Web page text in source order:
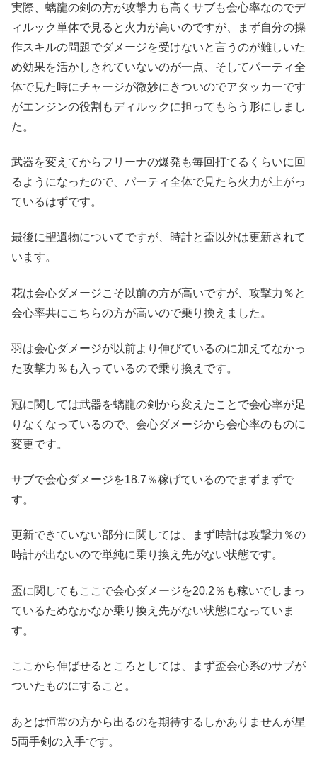
実際、螭龍の剣の方が攻撃力も高くサブも会心率なのでデ
ィルック単体で見ると火力が高いのですが、まず自分の操
作スキルの問題でダメージを受けないと言うのが難しいた
め効果を活かしきれていないのが一点、そしてパーティ全
体で見た時にチャージが微妙にきついのでアタッカーです
がエンジンの役割もディルックに担ってもらう形にしまし
た。
武器を変えてからフリーナの爆発も毎回打てるくらいに回
るようになったので、パーティ全体で見たら火力が上がっ
ているはずです。
最後に聖遺物についてですが、時計と盃以外は更新されて
います。
花は会心ダメージこそ以前の方が高いですが、攻撃力％と
会心率共にこちらの方が高いので乗り換えました。
羽は会心ダメージが以前より伸びているのに加えてなかっ
た攻撃力％も入っているので乗り換えです。
冠に関しては武器を螭龍の剣から変えたことで会心率が足
りなくなっているので、会心ダメージから会心率のものに
変更です。
サブで会心ダメージを18.7％稼げているのでまずまずで
す。
更新できていない部分に関しては、まず時計は攻撃力％の
時計が出ないので単純に乗り換え先がない状態です。
盃に関してもここで会心ダメージを20.2％も稼いでしまっ
ているためなかなか乗り換え先がない状態になっていま
す。
ここから伸ばせるところとしては、まず盃会心系のサブが
ついたものにすること。
あとは恒常の方から出るのを期待するしかありませんが星
5両手剣の入手です。